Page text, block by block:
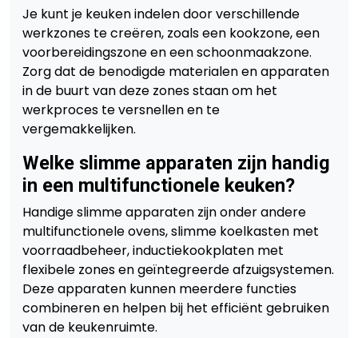
Je kunt je keuken indelen door verschillende
werkzones te creëren, zoals een kookzone, een
voorbereidingszone en een schoonmaakzone.
Zorg dat de benodigde materialen en apparaten
in de buurt van deze zones staan om het
werkproces te versnellen en te
vergemakkelijken.
Welke slimme apparaten zijn handig
in een multifunctionele keuken?
Handige slimme apparaten zijn onder andere
multifunctionele ovens, slimme koelkasten met
voorraadbeheer, inductiekookplaten met
flexibele zones en geïntegreerde afzuigsystemen.
Deze apparaten kunnen meerdere functies
combineren en helpen bij het efficiënt gebruiken
van de keukenruimte.